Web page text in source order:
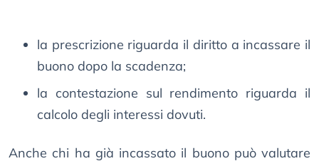
la prescrizione riguarda il diritto a incassare il
buono dopo la scadenza;
la contestazione sul rendimento riguarda il
calcolo degli interessi dovuti.
Anche chi ha già incassato il buono può valutare